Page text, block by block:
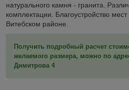
натурального камня - гранита.
комплектации. Благоустройство
Витебском районе.
Получить подробный расчет
желаемого размера, можно по
Димитрова 4